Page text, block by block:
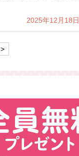
2025年12月18日
>